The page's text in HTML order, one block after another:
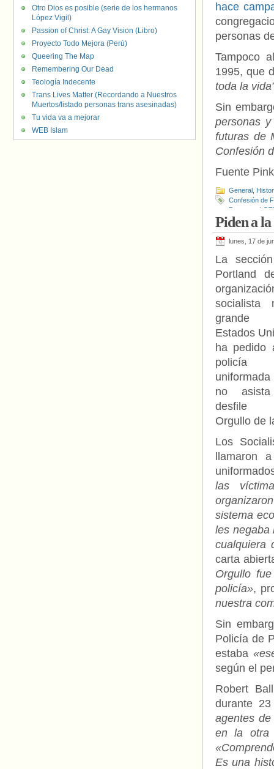
hace
personas
Tampoco
1995, que
toda la
Sin
personas
futuras de
Confesión
Fuente
General
Confesión de
Personas
Piden a
lunes, 17 de
La
Portland
socialista
grande
Estados
ha pedido
policía
uniformada
no
desfile
Orgullo de
Los
llamaron
las
sistema
les negaba
cualquiera
carta
Orgullo
policía»,
nuestra
Sin
Policía de
estaba
según el
Robert
durante
agentes
en la otra
Es una
Otro Dios es posible (serie de los hermanos
López Vigil)
Passion of Christ: A Gay Vision (Libro)
Proyecto Todo Mejora (Perú)
Queering The Map
Remembering Our Dead
Teología Indecente
Trans Lives Matter (Recordando a Nuestros
Muertos/listado personas trans asesinadas)
Tu vida va a mejorar
WEB Islam